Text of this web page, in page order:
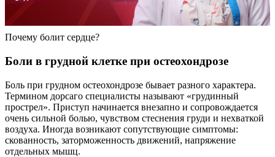
Почему болит сердце?
Боли в грудной клетке при остеохондрозе
Боль при грудном остеохондрозе бывает разного характера.
Термином дорсаго специалисты называют «грудинный
прострел». Приступ начинается внезапно и сопровождается
очень сильной болью, чувством стеснения груди и нехваткой
воздуха. Иногда возникают сопутствующие симптомы:
скованность, заторможенность движений, напряжение
отдельных мышц.